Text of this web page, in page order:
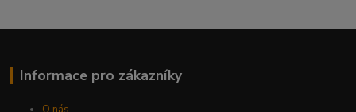
Informace pro zákazníky